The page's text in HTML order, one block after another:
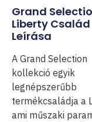
Grand
Liberty Család
Leírása
A Grand Selection
kollekció egyik
legnépszerűbb
termékcsaládja a
ami műszaki